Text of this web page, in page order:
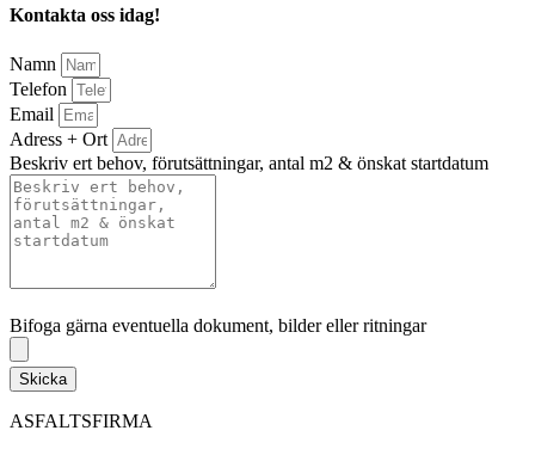
Kontakta oss idag!
Namn
Telefon
Email
Adress + Ort
Beskriv ert behov, förutsättningar, antal m2 & önskat startdatum
Bifoga gärna eventuella dokument, bilder eller ritningar
Skicka
ASFALTSFIRMA